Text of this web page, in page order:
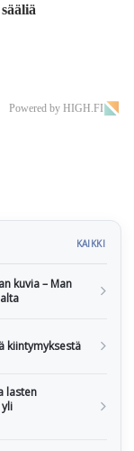
Powered by HIGH.FI
KAIKKI
kuvia – Man
kiintymyksestä
lasten